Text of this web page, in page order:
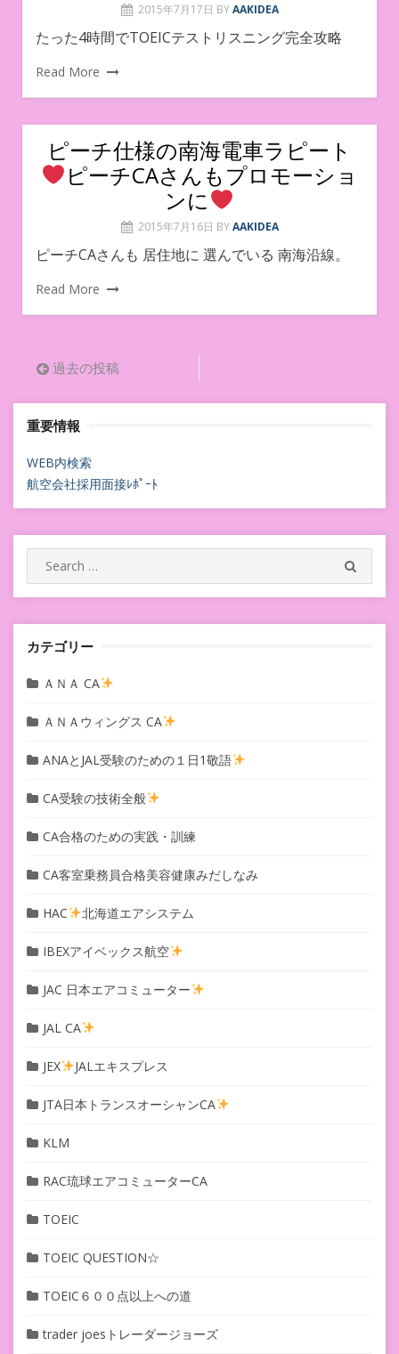
2015年7月17日 BY AAKIDEA
たった4時間でTOEICテストリスニング完全攻略
Read More
ピーチ仕様の南海電車ラピート
ピーチCAさんもプロモーショ
ンに
2015年7月16日 BY AAKIDEA
ピーチCAさんも 居住地に 選んでいる 南海沿線。
Read More
投
稿
ナ
ビ
ゲ
ー
シ
ョ
ン
過去の投稿
重要情報
WEB内検索
航空会社採用面接ﾚﾎﾟｰﾄ
Search
for:
カテゴリー
ＡＮＡ CA
ＡＮＡウィングス CA
ANAとJAL受験のための１日1敬語
CA受験の技術全般
CA合格のための実践・訓練
CA客室乗務員合格美容健康みだしなみ
HAC 北海道エアシステム
IBEXアイベックス航空
JAC 日本エアコミューター
JAL CA
JEX JALエキスプレス
JTA日本トランスオーシャンCA
KLM
RAC琉球エアコミューターCA
TOEIC
TOEIC QUESTION☆
TOEIC６００点以上への道
trader joesトレーダージョーズ